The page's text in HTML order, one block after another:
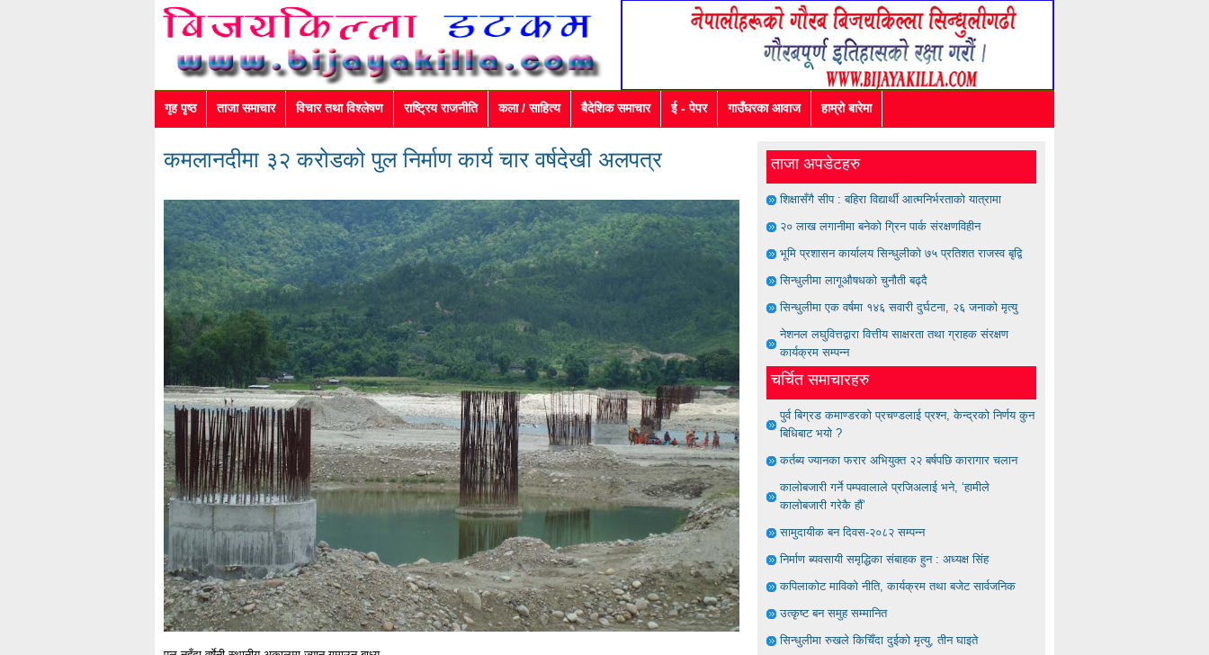
गृह पृष्ठ ताजा समाचार विचार तथा विश्लेषण राष्ट्रिय राजनीति कला / साहित्य बैदेशिक समाचार ई - पेपर गाउँघरका आवाज हाम्रो बारेमा
कमलानदीमा ३२ करोडको पुल निर्माण कार्य चार वर्षदेखी अलपत्र ताजा अपडेटहरु
शिक्षासँगै सीप : बहिरा विद्यार्थी आत्मनिर्भरताको यात्रामा
२० लाख लगानीमा बनेको ग्रिन पार्क संरक्षणविहीन
भूमि प्रशासन कार्यालय सिन्धुलीको ७५ प्रतिशत राजस्व बृद्वि
सिन्धुलीमा लागूऔषधको चुनौती बढ्दै
सिन्धुलीमा एक वर्षमा १४६ सवारी दुर्घटना, २६ जनाको मृत्यु
नेशनल लघुवित्तद्वारा वित्तीय साक्षरता तथा ग्राहक संरक्षण
कार्यक्रम सम्पन्न
चर्चित समाचारहरु
पुर्व बिग्रड कमाण्डरकाे प्रचण्डलाई प्रश्न, केन्द्रको निर्णय कुन
बिधिबाट भयाे ?
कर्तब्य ज्यानका फरार अभियुक्त २२ बर्षपछि कारागार चलान
कालोबजारी गर्ने पम्पवालाले प्रजिअलाई भने, ‘हामीले
कालोबजारी गरेकै हौं’
सामुदायीक बन दिवस-२०८२ सम्पन्न
निर्माण ब्यवसायी समृद्धिका संबाहक हुन : अध्यक्ष सिंह
कपिलाकोट माविको नीति, कार्यक्रम तथा बजेट सार्वजनिक
उत्कृष्ट बन समुह सम्मानित
सिन्धुलीमा रुखले किचिँदा दुईको मृत्यु, तीन घाइते